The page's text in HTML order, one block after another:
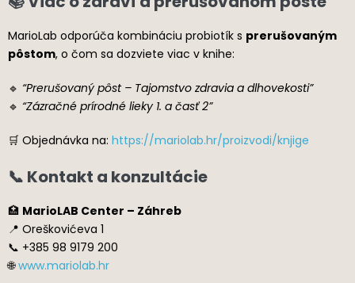
MarioLab odporúča kombináciu probiotík s prerušovaným
pôstom, o čom sa dozviete viac v knihe:
🔹 “Prerušovaný pôst – Tajomstvo zdravia a dlhovekosti”
🔹 “Zázračné prírodné lieky 1. a časť 2”
🛒 Objednávka na: https://mariolab.hr/proizvodi/knjige
📞 Kontakt a konzultácie
🏥 MarioLAB Center – Záhreb
📍 Oreškovićeva 1
📞 +385 98 9179 200
🌐www.mariolab.hr